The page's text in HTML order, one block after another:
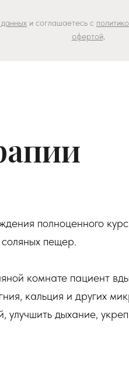
и соглашаетесь c
офертой.
полноценного
пещер.
комнате пациент
кальция и других
улучшить дыхание,